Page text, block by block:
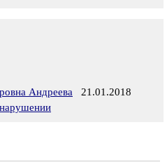
Андреева 21.01.2018